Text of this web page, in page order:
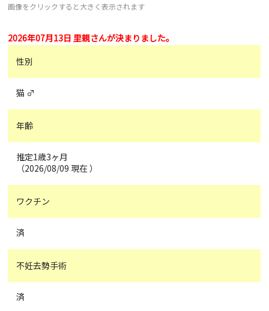
画像をクリックすると大きく表示されます
2026年07月13日 里親さんが決まりました。
性別
猫 ♂
年齢
推定1歳3ヶ月
（2026/08/09 現在 ）
ワクチン
済
不妊去勢手術
済